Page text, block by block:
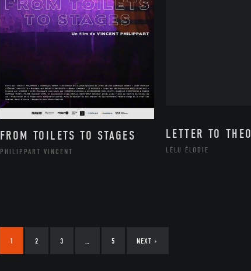
FROM TOILETS TO STAGES
PHILIPPART VINCENT
LETTER TO THEO
LÉLU ÉLODIE
1 2 3 5 NEXT ›